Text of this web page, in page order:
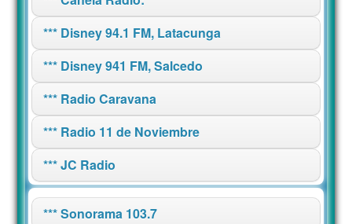
*** Disney 94.1 FM, Latacunga
*** Disney 941 FM, Salcedo
*** Radio Caravana
*** Radio 11 de Noviembre
*** JC Radio
*** Sonorama 103.7